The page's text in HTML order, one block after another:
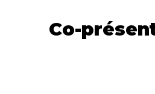
Co-